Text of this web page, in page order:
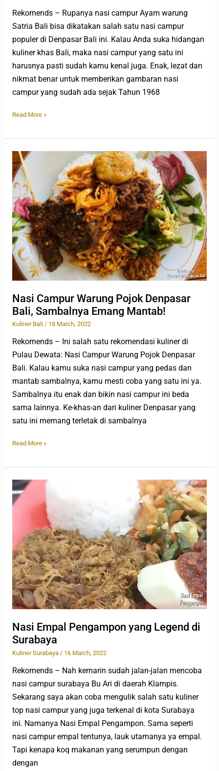
Rekomends – Rupanya nasi campur Ayam warung
Satria Bali bisa dikatakan salah satu nasi campur
populer di Denpasar Bali ini. Kalau Anda suka hidangan
kuliner khas Bali, maka nasi campur yang satu ini
harusnya pasti sudah kamu kenal juga. Enak, lezat dan
nikmat benar untuk memberikan gambaran nasi
campur yang sudah ada sejak Tahun 1968
Read More »
Nasi Campur Warung Pojok Denpasar
Bali, Sambalnya Emang Mantab!
Kuliner Bali / 18 March, 2022
Rekomends – Ini salah satu rekomendasi kuliner di
Pulau Dewata: Nasi Campur Warung Pojok Denpasar
Bali. Kalau kamu suka nasi campur yang pedas dan
mantab sambalnya, kamu mesti coba yang satu ini ya.
Sambalnya itu enak dan bikin nasi campur ini beda
sama lainnya. Ke-khas-an dari kuliner Denpasar yang
satu ini memang terletak di sambalnya
Nasi
Campur
Warung
Pojok
Denpasar
Bali,
Sambalnya
Emang
Mantab!
Read More »
Nasi Empal Pengampon yang Legend di
Surabaya
Kuliner Surabaya / 16 March, 2022
Rekomends – Nah kemarin sudah jalan-jalan mencoba
nasi campur surabaya Bu Ari di daerah Klampis.
Sekarang saya akan coba mengulik salah satu kuliner
top nasi campur yang juga terkenal di kota Surabaya
ini. Namanya Nasi Empal Pengampon. Sama seperti
nasi campur empal tentunya, lauk utamanya ya empal.
Tapi kenapa koq makanan yang serumpun dengan
dengan
Nasi
Empal
Legend
di
Surabaya